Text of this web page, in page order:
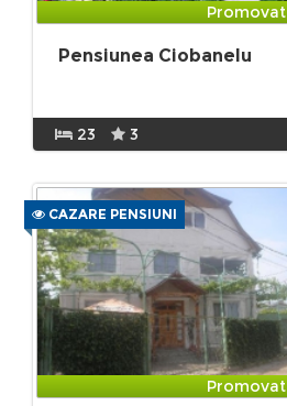
Promovat
Pensiunea Ciobanelu
23 3
CAZARE PENSIUNI
Promovat